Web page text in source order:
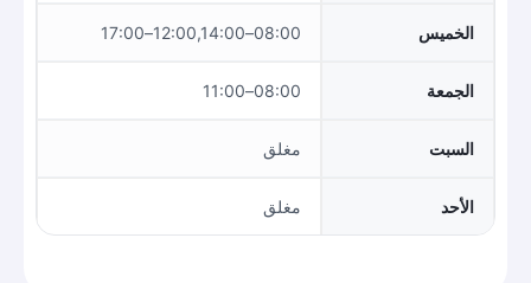
الخميس 08:00–12:00,14:00–17:00
الجمعة 08:00–11:00
السبت مغلق
الأحد مغلق